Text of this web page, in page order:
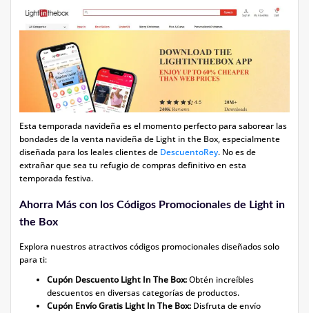
Esta temporada navideña es el momento perfecto para saborear las
bondades de la venta navideña de Light in the Box, especialmente
diseñada para los leales clientes de DescuentoRey. No es de
extrañar que sea tu refugio de compras definitivo en esta
temporada festiva.
Ahorra Más con los Códigos Promocionales de Light in
the Box
Explora nuestros atractivos códigos promocionales diseñados solo
para ti:
Cupón Descuento Light In The Box:Obtén increíbles
descuentos en diversas categorías de productos.
Cupón Envío Gratis Light In The Box: Disfruta de envío